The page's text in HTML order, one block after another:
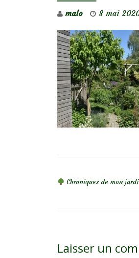
malo 8 mai
Chroniques de mon
Laisser un